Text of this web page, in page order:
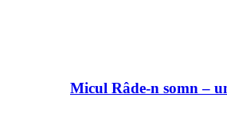
Micul Râde-n somn –